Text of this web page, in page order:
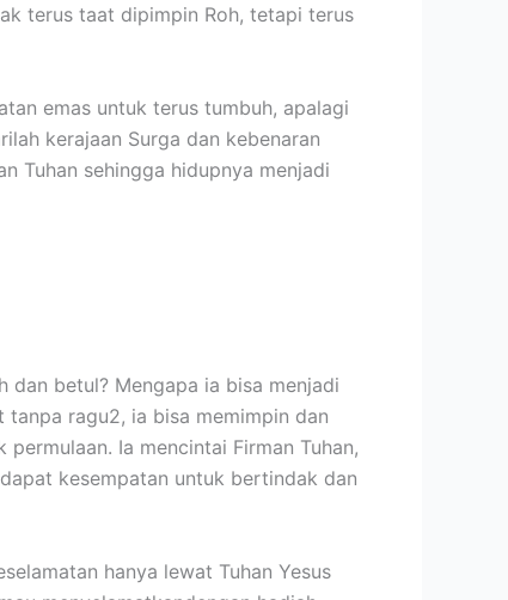
terus taat dipimpin Roh, tetapi terus
emas untuk terus tumbuh, apalagi
kerajaan Surga dan kebenaran
Tuhan sehingga hidupnya menjadi
betul? Mengapa ia bisa menjadi
ragu2, ia bisa memimpin dan
Ia mencintai Firman Tuhan,
kesempatan untuk bertindak dan
hanya lewat Tuhan Yesus